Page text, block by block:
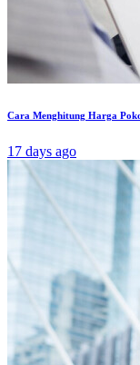
Cara Menghitung Harga
17 days ago